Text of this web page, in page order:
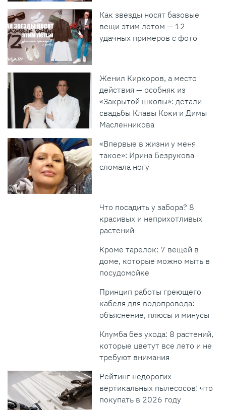
Как звезды носят базовые
вещи этим летом — 12
удачных примеров с фото
Женил Киркоров, а место
действия — особняк из
«Закрытой школы»: детали
свадьбы Клавы Коки и Димы
Масленникова
«Впервые в жизни у меня
такое»: Ирина Безрукова
сломала ногу
Что посадить у забора? 8
красивых и неприхотливых
растений
Кроме тарелок: 7 вещей в
доме, которые можно мыть в
посудомойке
Принцип работы греющего
кабеля для водопровода:
объяснение, плюсы и минусы
Клумба без ухода: 8 растений,
которые цветут все лето и не
требуют внимания
Рейтинг недорогих
вертикальных пылесосов: что
покупать в 2026 году